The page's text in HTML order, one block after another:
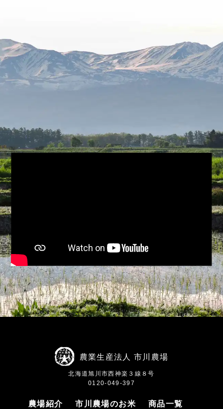
農業生産法人 市川農場
北海道旭川市西神楽３線８号
0120-049-397
農場紹介 市川農場のお米 商品一覧